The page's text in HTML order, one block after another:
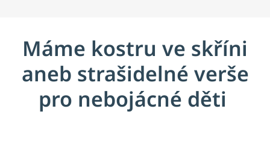
Máme kostru ve skříni
aneb strašidelné verše
pro nebojácné děti